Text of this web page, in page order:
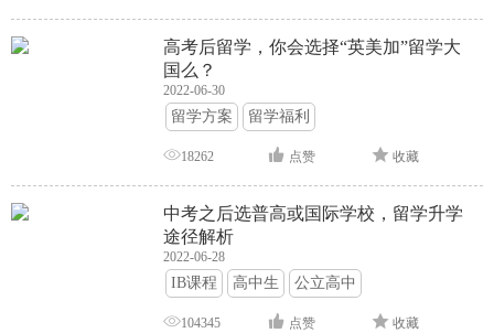
高考后留学，你会选择“英美加”留学大
国么？
2022-06-30
留学方案 留学福利
18262 点赞 收藏
中考之后选普高或国际学校，留学升学
途径解析
2022-06-28
IB课程 高中生 公立高中
104345 点赞 收藏